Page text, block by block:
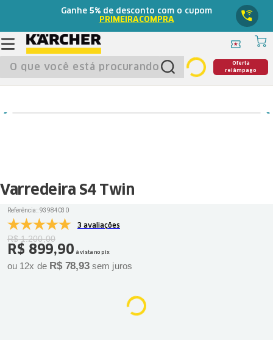
Ganhe 5% de desconto com o cupom
PRIMEIRACOMPRA
O que você está procurando?
Oferta
relâmpago
Varredeira S4 Twin
Referência::93984030
3 avaliações
R$ 1.200,00
R$ 899,90 à vista no pix
ou 12x de R$ 78,93 sem juros